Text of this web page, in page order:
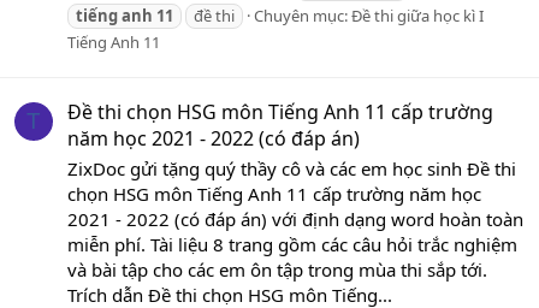
tiếnganh 11 đề thi Chuyên mục:Đề thi giữa học kì I
Tiếng Anh 11
T
Đề thi chọn HSG môn Tiếng Anh 11 cấp trường
năm học 2021 - 2022 (có đáp án)
ZixDoc gửi tặng quý thầy cô và các em học sinh Đề thi
chọn HSG môn Tiếng Anh 11 cấp trường năm học
2021 - 2022 (có đáp án) với định dạng word hoàn toàn
miễn phí. Tài liệu 8 trang gồm các câu hỏi trắc nghiệm
và bài tập cho các em ôn tập trong mùa thi sắp tới.
Trích dẫn Đề thi chọn HSG môn Tiếng...